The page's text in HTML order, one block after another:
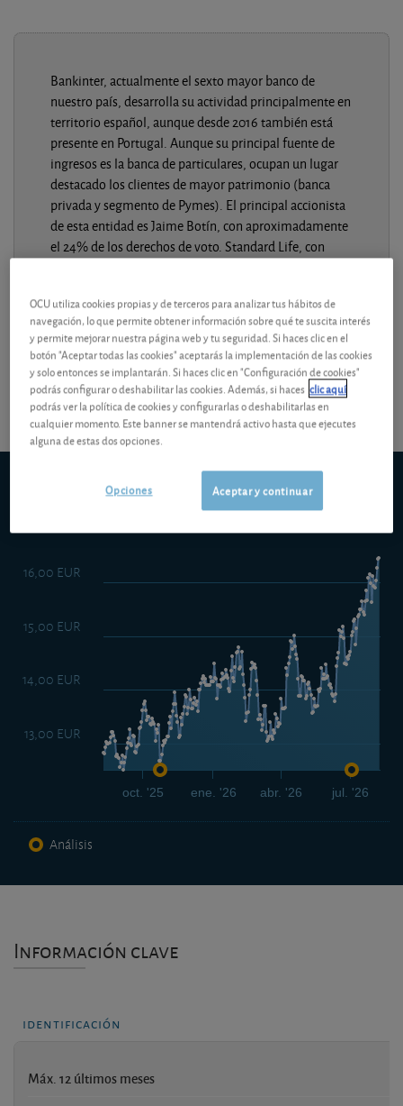
Bankinter, actualmente el sexto mayor banco de
nuestro país, desarrolla su actividad principalmente en
territorio español, aunque desde 2016 también está
presente en Portugal. Aunque su principal fuente de
ingresos es la banca de particulares, ocupan un lugar
destacado los clientes de mayor patrimonio (banca
privada y segmento de Pymes). El principal accionista
de esta entidad es Jaime Botín, con aproximadamente
el 24% de los derechos de voto. Standard Life, con
5d 1m ytd 1y 5y 10y
ene. '26 jul. '26
oct. '25 abr. '26
(Madrid)
13,00 EUR
14,00 EUR
15,00 EUR
16,00 EUR
Análisis
Información clave
identificación
Máx. 12 últimos meses
OCU utiliza cookies propias y de terceros para analizar tus hábitos de
navegación, lo que permite obtener información sobre qué te suscita interés
y permite mejorar nuestra página web y tu seguridad. Si haces clic en el
botón "Aceptar todas las cookies" aceptarás la implementación de las cookies
y solo entonces se implantarán. Si haces clic en "Configuración de cookies"
podrás configurar o deshabilitar las cookies. Además, si haces clic aquí
podrás ver la política de cookies y configurarlas o deshabilitarlas en
cualquier momento. Este banner se mantendrá activo hasta que ejecutes
alguna de estas dos opciones.
Aceptar y continuar
Opciones